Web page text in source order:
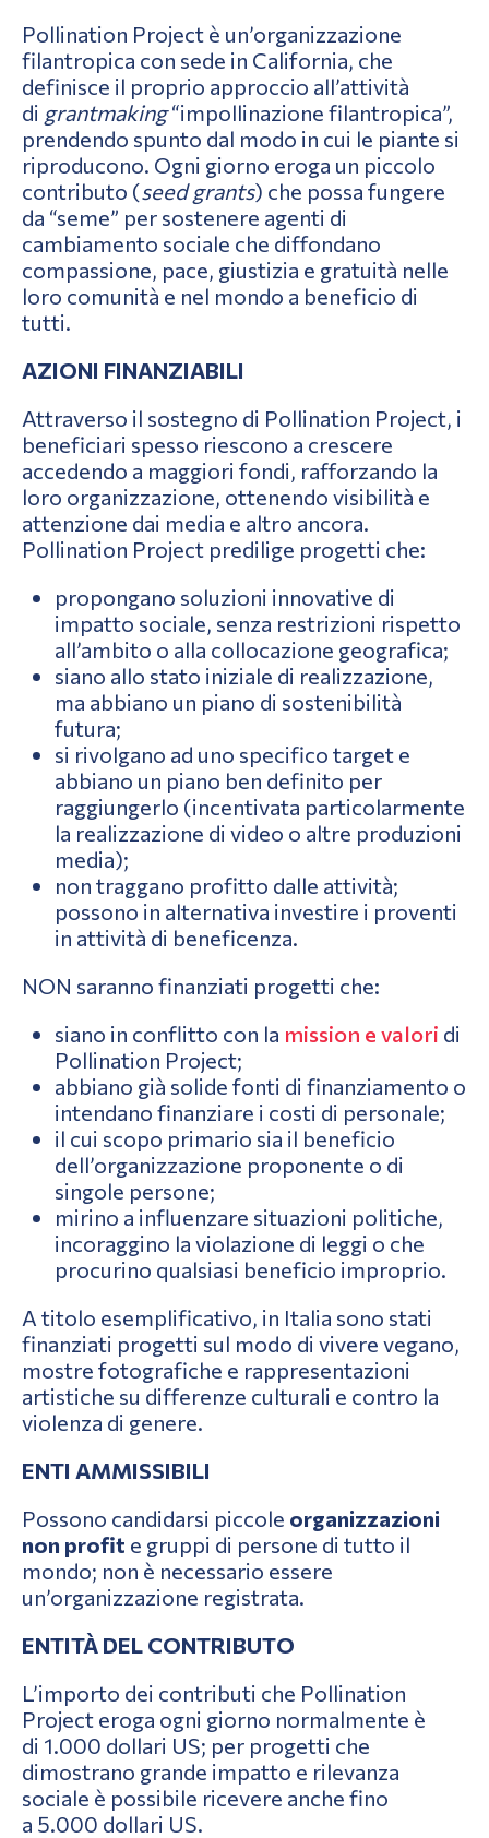
Pollination Project è un’organizzazione
filantropica con sede in California, che
definisce il proprio approccio all’attività
di grantmaking“impollinazione filantropica”,
prendendo spunto dal modo in cui le piante si
riproducono. Ogni giorno eroga un piccolo
contributo (seed grants) che possa fungere
da “seme” per sostenere agenti di
cambiamento sociale che diffondano
compassione, pace, giustizia e gratuità nelle
loro comunità e nel mondo a beneficio di
tutti.
AZIONI FINANZIABILI
Attraverso il sostegno di Pollination Project, i
beneficiari spesso riescono a crescere
accedendo a maggiori fondi, rafforzando la
loro organizzazione, ottenendo visibilità e
attenzione dai media e altro ancora.
Pollination Project predilige progetti che:
propongano soluzioni innovative di
impatto sociale, senza restrizioni rispetto
all’ambito o alla collocazione geografica;
siano allo stato iniziale di realizzazione,
ma abbiano un piano di sostenibilità
futura;
si rivolgano ad uno specifico target e
abbiano un piano ben definito per
raggiungerlo (incentivata particolarmente
la realizzazione di video o altre produzioni
media);
non traggano profitto dalle attività;
possono in alternativa investire i proventi
in attività di beneficenza.
NON saranno finanziati progetti che:
siano in conflitto con la mission e valori di
Pollination Project;
abbiano già solide fonti di finanziamento o
intendano finanziare i costi di personale;
il cui scopo primario sia il beneficio
dell’organizzazione proponente o di
singole persone;
mirino a influenzare situazioni politiche,
incoraggino la violazione di leggi o che
procurino qualsiasi beneficio improprio.
A titolo esemplificativo, in Italia sono stati
finanziati progetti sul modo di vivere vegano,
mostre fotografiche e rappresentazioni
artistiche su differenze culturali e contro la
violenza di genere.
ENTI AMMISSIBILI
Possono candidarsi piccole organizzazioni
non profit e gruppi di persone di tutto il
mondo; non è necessario essere
un’organizzazione registrata.
ENTITÀ DEL CONTRIBUTO
L’importo dei contributi che Pollination
Project eroga ogni giorno normalmente è
di 1.000 dollari US; per progetti che
dimostrano grande impatto e rilevanza
sociale è possibile ricevere anche fino
a 5.000 dollari US.